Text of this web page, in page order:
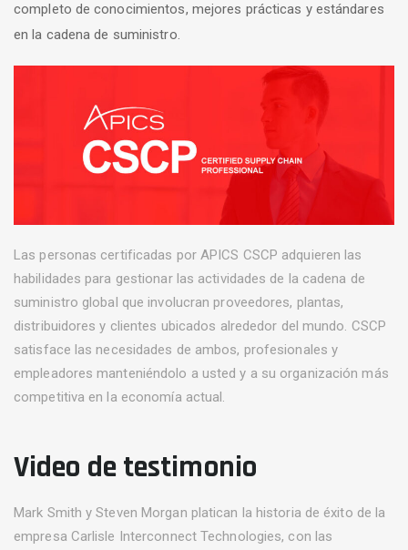
completo de conocimientos, mejores prácticas y estándares
en la cadena de suministro.
Las personas certificadas por APICS CSCP adquieren las
habilidades para gestionar las actividades de la cadena de
suministro global que involucran proveedores, plantas,
distribuidores y clientes ubicados alrededor del mundo. CSCP
satisface las necesidades de ambos, profesionales y
empleadores manteniéndolo a usted y a su organización más
competitiva en la economía actual.
Video de testimonio
Mark Smith y Steven Morgan platican la historia de éxito de la
empresa Carlisle Interconnect Technologies, con las